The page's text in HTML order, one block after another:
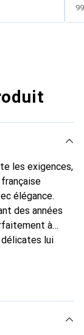
les exigences,
élégance.
des années
à
délicates lui
smartphone.
pour une